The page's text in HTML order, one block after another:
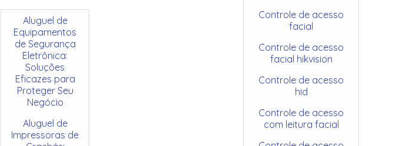
Aluguel de
Equipamentos
de Segurança
Eletrônica:
Soluções
Eficazes para
Proteger Seu
Negócio
Aluguel de
Impressoras de
Controle de acesso
facial
Controle de acesso
facial hikvision
Controle de acesso
hid
Controle de acesso
com leitura facial